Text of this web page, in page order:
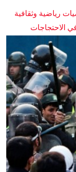
رياضية وثقافية
الاحتجاجات